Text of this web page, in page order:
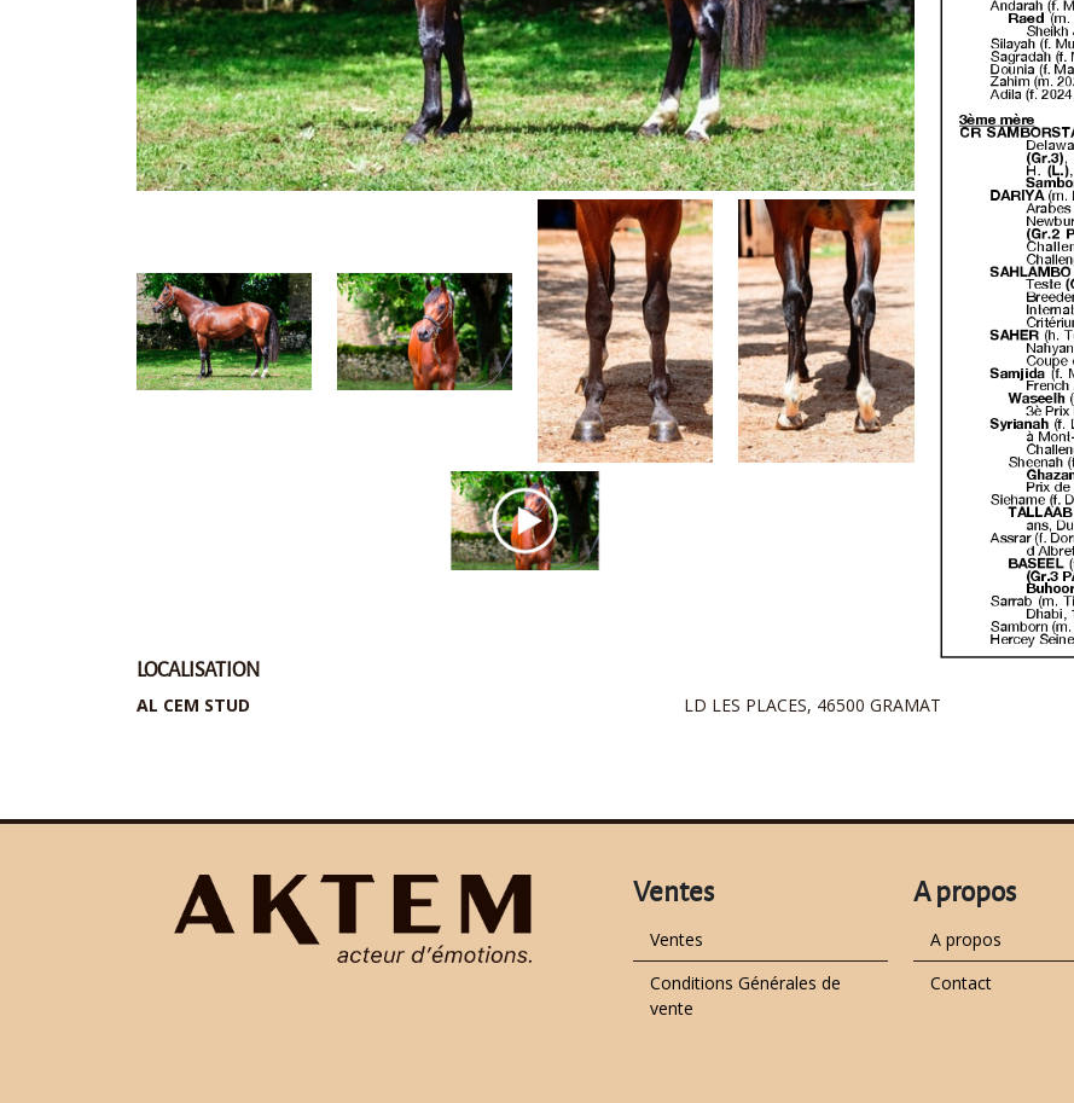
LOCALISATION
AL CEM STUD LD LES PLACES, 46500 GRAMAT
Ventes
Ventes
Conditions Générales de
vente
A propos
A propos
Contact